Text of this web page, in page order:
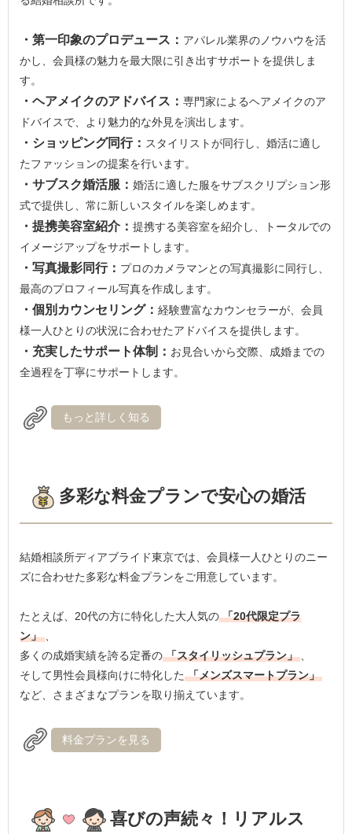
・第一印象のプロデュース： アパレル業界のノウハウを活
かし、会員様の魅力を最大限に引き出すサポートを提供しま
す。
・ヘアメイクのアドバイス：専門家によるヘアメイクのア
ドバイスで、より魅力的な外見を演出します。
・ショッピング同行： スタイリストが同行し、婚活に適し
たファッションの提案を行います。
・サブスク婚活服：婚活に適した服をサブスクリプション形
式で提供し、常に新しいスタイルを楽しめます。
・提携美容室紹介：提携する美容室を紹介し、トータルでの
イメージアップをサポートします。
・写真撮影同行： プロのカメラマンとの写真撮影に同行し、
最高のプロフィール写真を作成します。
・個別カウンセリング：経験豊富なカウンセラーが、会員
様一人ひとりの状況に合わせたアドバイスを提供します。
・充実したサポート体制： お見合いから交際、成婚までの
全過程を丁寧にサポートします。
もっと詳しく知る
多彩な料金プランで安心の婚活
結婚相談所ディアブライド東京では、会員様一人ひとりのニー
ズに合わせた多彩な料金プランをご用意しています。
たとえば、20代の方に特化した大人気の 「20代限定プラ
ン」 、
多くの成婚実績を誇る定番の 「スタイリッシュプラン」
そして男性会員様向けに特化した 「メンズスマートプラン」
など、さまざまなプランを取り揃えています。
料金プランを見る
喜びの声続々！リアルス